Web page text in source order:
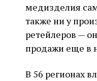
медизделия
также ни у
ретейлеров —
продажи еще в
В 56 регионах